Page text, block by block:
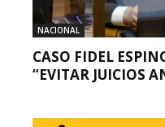
NACIONAL
CASO FIDEL
“EVITAR JUICIOS